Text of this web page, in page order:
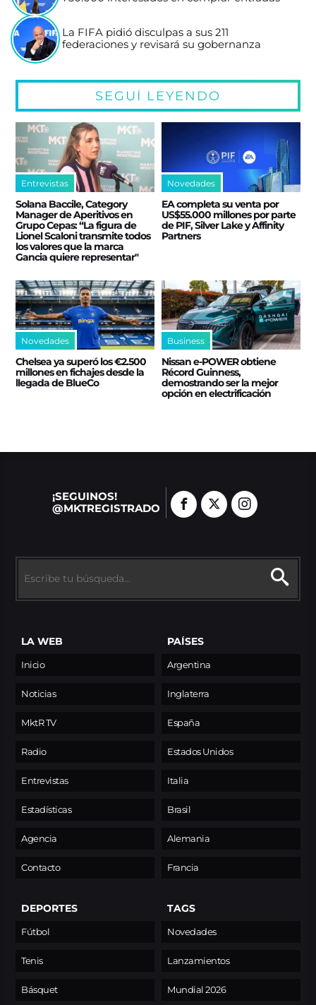
La FIFA pidió disculpas a sus 211
federaciones y revisará su gobernanza
SEGUÍ LEYENDO
Entrevistas
Solana Baccile, Category
Manager de Aperitivos en
Grupo Cepas: “La figura de
Lionel Scaloni transmite todos
los valores que la marca
Gancia quiere representar"
Novedades
EA completa su venta por
US$55.000 millones por parte
de PIF, Silver Lake y Affinity
Partners
Novedades
Chelsea ya superó los €2.500
millones en fichajes desde la
llegada de BlueCo
Business
Nissan e‑POWER obtiene
Récord Guinness,
demostrando ser la mejor
opción en electrificación
¡SEGUINOS!
@MKTREGISTRADO
LA WEB
Inicio
Noticias
MktR TV
Radio
Entrevistas
Estadísticas
Agencia
Contacto
PAÍSES
Argentina
Inglaterra
España
Estados Unidos
Italia
Brasil
Alemania
Francia
DEPORTES
Fútbol
Tenis
Básquet
TAGS
Novedades
Lanzamientos
Mundial 2026